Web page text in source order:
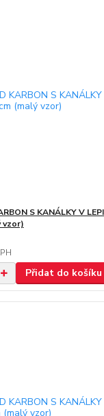
S KANÁLKY V
vzor)
Přidat do košíku